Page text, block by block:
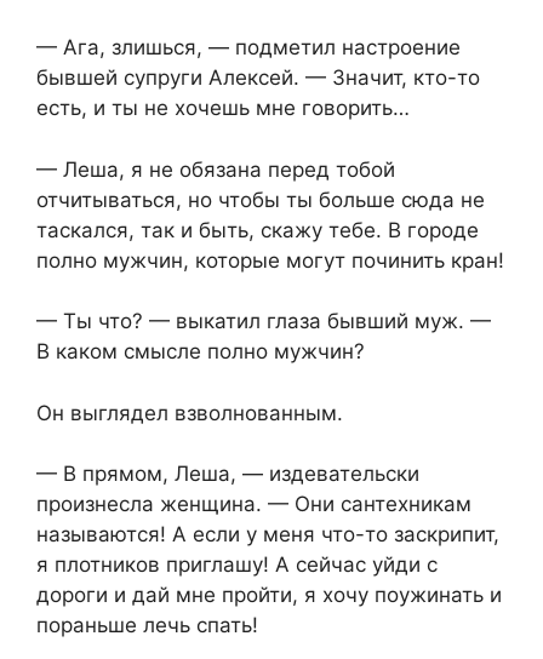
— Ага, злишься, — подметил настроение
бывшей супруги Алексей. — Значит, кто-то
есть, и ты не хочешь мне говорить…
— Леша, я не обязана перед тобой
отчитываться, но чтобы ты больше сюда не
таскался, так и быть, скажу тебе. В городе
полно мужчин, которые могут починить кран!
— Ты что? — выкатил глаза бывший муж. —
В каком смысле полно мужчин?
Он выглядел взволнованным.
— В прямом, Леша, — издевательски
произнесла женщина. — Они сантехникам
называются! А если у меня что-то заскрипит,
я плотников приглашу! А сейчас уйди с
дороги и дай мне пройти, я хочу поужинать и
пораньше лечь спать!